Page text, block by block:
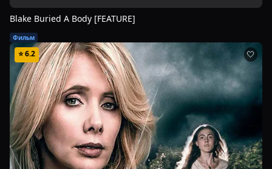
Blake Buried A Body [FEATURE]
Фильм
⭐6.2 🤍